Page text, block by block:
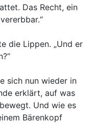
Das Recht, ein
die Lippen. „Und er
sich nun wieder in
erklärt, auf was
Und wie es
Bärenkopf